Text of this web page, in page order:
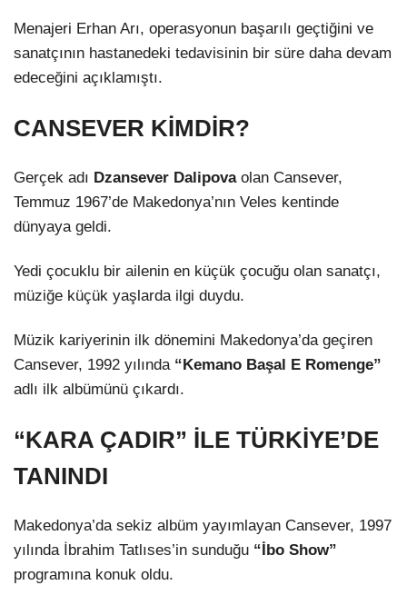
Menajeri Erhan Arı, operasyonun başarılı geçtiğini ve
sanatçının hastanedeki tedavisinin bir süre daha devam
edeceğini açıklamıştı.
CANSEVER KİMDİR?
Gerçek adı Dzansever Dalipovaolan Cansever,
Temmuz 1967’de Makedonya’nın Veles kentinde
dünyaya geldi.
Yedi çocuklu bir ailenin en küçük çocuğu olan sanatçı,
müziğe küçük yaşlarda ilgi duydu.
Müzik kariyerinin ilk dönemini Makedonya’da geçiren
Cansever, 1992 yılında “Kemano Başal E Romenge”
adlı ilk albümünü çıkardı.
“KARA ÇADIR” İLE TÜRKİYE’DE
TANINDI
Makedonya’da sekiz albüm yayımlayan Cansever, 1997
yılında İbrahim Tatlıses’in sunduğu “İbo Show”
programına konuk oldu.